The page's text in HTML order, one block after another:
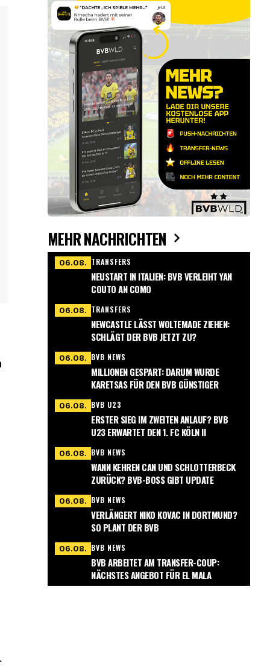
MEHR NACHRICHTEN
06.08. TRANSFERS
NEUSTART IN ITALIEN: BVB VERLEIHT YAN
COUTO AN COMO
06.08. TRANSFERS
NEWCASTLE LÄSST WOLTEMADE ZIEHEN:
SCHLÄGT DER BVB JETZT ZU?
06.08. BVB NEWS
MILLIONEN GESPART: DARUM WURDE
KARETSAS FÜR DEN BVB GÜNSTIGER
06.08. BVB U23
ERSTER SIEG IM ZWEITEN ANLAUF? BVB
U23 ERWARTET DEN 1. FC KÖLN II
06.08. BVB NEWS
WANN KEHREN CAN UND SCHLOTTERBECK
ZURÜCK? BVB-BOSS GIBT UPDATE
06.08. BVB NEWS
VERLÄNGERT NIKO KOVAC IN DORTMUND?
SO PLANT DER BVB
06.08. BVB NEWS
BVB ARBEITET AM TRANSFER-COUP:
NÄCHSTES ANGEBOT FÜR EL MALA